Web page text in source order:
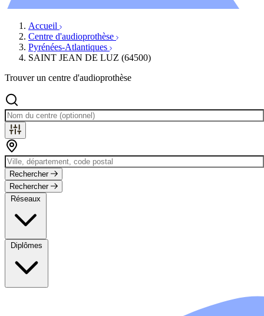
Accueil
Centre d'audioprothèse
Pyrénées-Atlantiques
SAINT JEAN DE LUZ (64500)
Trouver un centre d'audioprothèse
Rechercher
Rechercher
Réseaux
Diplômes